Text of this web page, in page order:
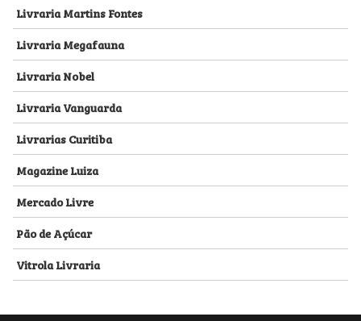
Livraria Martins Fontes
Livraria Megafauna
Livraria Nobel
Livraria Vanguarda
Livrarias Curitiba
Magazine Luiza
Mercado Livre
Pão de Açúcar
Vitrola Livraria